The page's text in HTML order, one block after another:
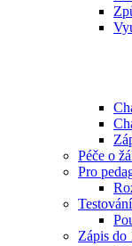
Péče o
Pro
Zápis do